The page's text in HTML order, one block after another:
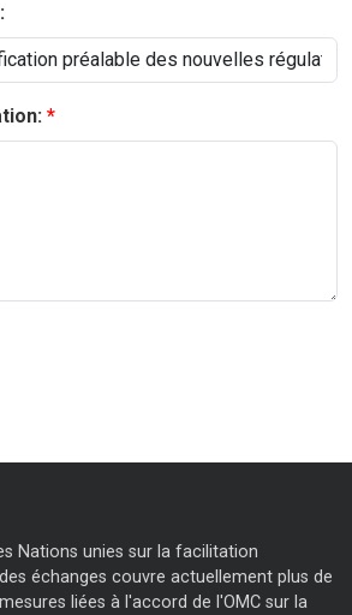
Nations unies sur la facilitation
échanges couvre actuellement plus de
liées à l'accord de l'OMC sur la